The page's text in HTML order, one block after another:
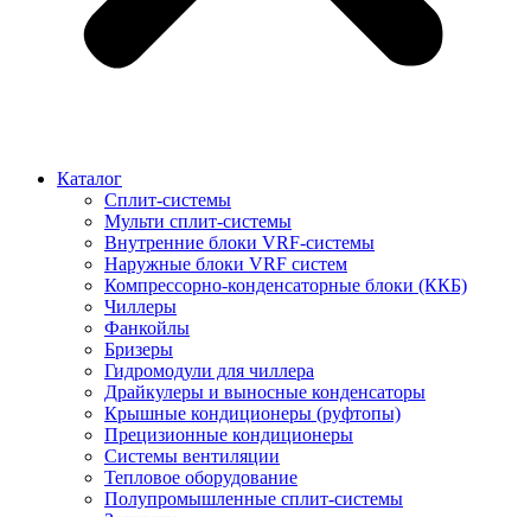
Каталог
Сплит-системы
Мульти сплит-системы
Внутренние блоки VRF-cистемы
Наружные блоки VRF cистем
Компрессорно-конденсаторные блоки (ККБ)
Чиллеры
Фанкойлы
Бризеры
Гидромодули для чиллера
Драйкулеры и выносные конденсаторы
Крышные кондиционеры (руфтопы)
Прецизионные кондиционеры
Системы вентиляции
Тепловое оборудование
Полупромышленные сплит-системы